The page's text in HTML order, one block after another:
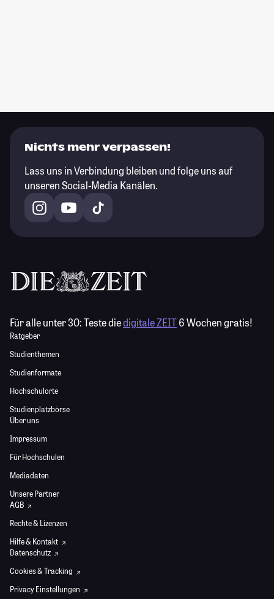
Nichts mehr verpassen!
Lass uns in Verbindung bleiben und folge uns auf
unseren Social-Media Kanälen.
Für alle unter 30:Teste diedigitale ZEIT6 Wochen gratis!
Ratgeber
Studienthemen
Studienformate
Hochschulorte
Studienplatzbörse
Über uns
Impressum
Für Hochschulen
Mediadaten
Unsere Partner
AGB
Rechte & Lizenzen
Hilfe & Kontakt
Datenschutz
Cookies & Tracking
Privacy Einstellungen